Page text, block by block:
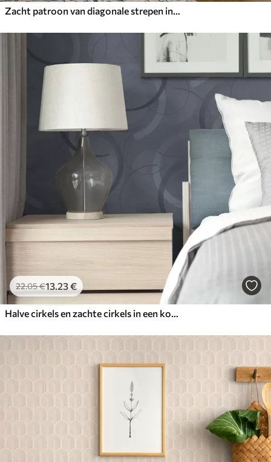
Zacht patroon van diagonale strepen in beige tinten
22.05€13.23€
Halve cirkels en zachte cirkels in een koel grijsblauw kleurenpalet